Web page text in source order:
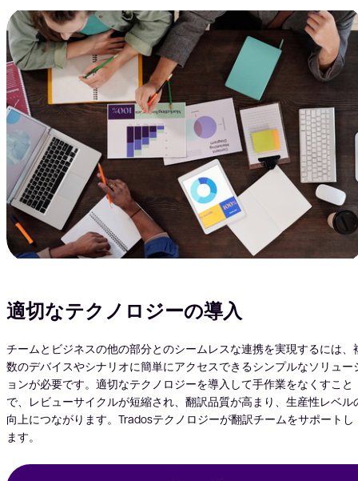
適切なテクノロジーの導入
チームとビジネスの他の部分とのシームレスな連携を実現するには、
数のデバイスやシナリオに簡単にアクセスできるシンプルなソリュー
ョンが必要です。適切なテクノロジーを導入して手作業をなくすこと
で、レビューサイクルが短縮され、翻訳品質が高まり、生産性レベル
向上につながります。Tradosテクノロジーが翻訳チームをサポートし
ます。